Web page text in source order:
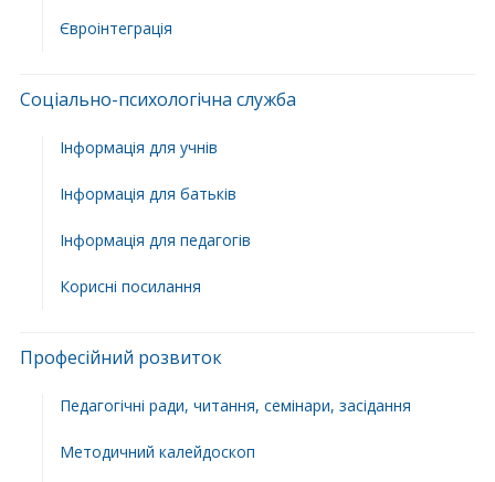
Євроінтеграція
Соціально-психологічна служба
Інформація для учнів
Інформація для батьків
Інформація для педагогів
Корисні посилання
Професійний розвиток
Педагогічні ради, читання, семінари, засідання
Методичний калейдоскоп